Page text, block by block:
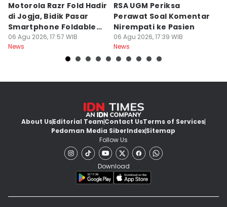
Motorola Razr Fold Hadir
di Jogja, Bidik Pasar
Smartphone Foldable
Premium
06 Agu 2026, 17:57 WIB
News
RSA UGM Periksa
Perawat Soal Komentar
Nirempati ke Pasien
06 Agu 2026, 17:39 WIB
News
About UsEditorial TeamContact UsTerms of Services
Pedoman Media SiberIndexSitemap
Follow Us
Download